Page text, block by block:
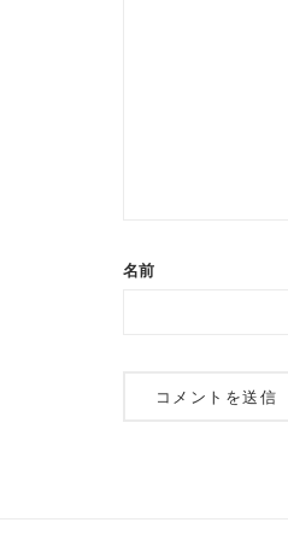
名前